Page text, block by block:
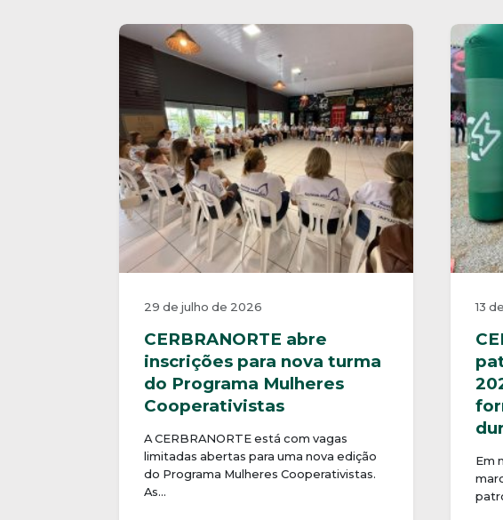
29 de julho de 2026
CERBRANORTE abre
inscrições para nova turma
do Programa Mulheres
Cooperativistas
A CERBRANORTE está com vagas
limitadas abertas para uma nova edição
do Programa Mulheres Cooperativistas.
As…
13
Em